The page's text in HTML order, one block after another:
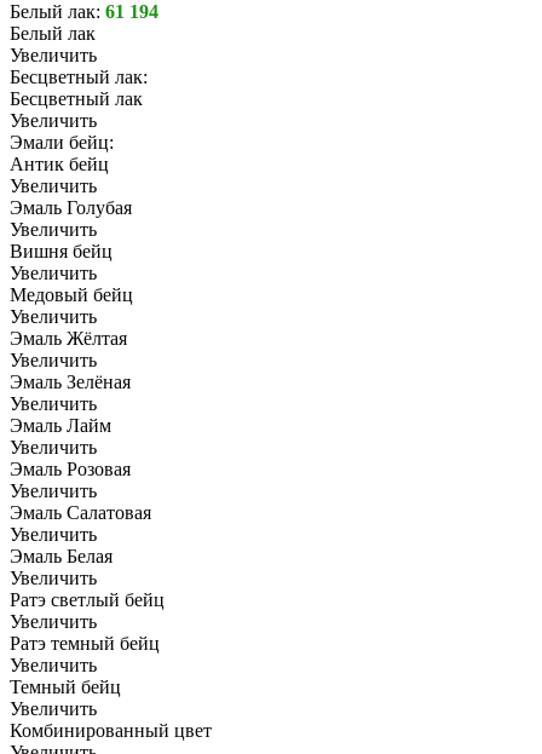
Белый лак: 61 194
Белый лак
Увеличить
Бесцветный лак:
Бесцветный лак
Увеличить
Эмали бейц:
Антик бейц
Увеличить
Эмаль Голубая
Увеличить
Вишня бейц
Увеличить
Медовый бейц
Увеличить
Эмаль Жёлтая
Увеличить
Эмаль Зелёная
Увеличить
Эмаль Лайм
Увеличить
Эмаль Розовая
Увеличить
Эмаль Салатовая
Увеличить
Эмаль Белая
Увеличить
Ратэ светлый бейц
Увеличить
Ратэ темный бейц
Увеличить
Темный бейц
Увеличить
Комбинированный цвет